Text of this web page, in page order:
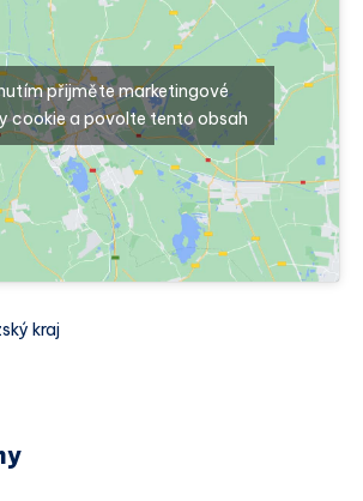
přijměte marketingové
cookie a povolte tento obsah
kraj